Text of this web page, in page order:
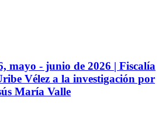
mayo - junio de 2026 | Fiscalía
Vélez a la investigación por
María Valle